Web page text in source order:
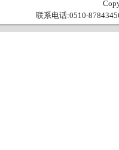
联系电话:0510-